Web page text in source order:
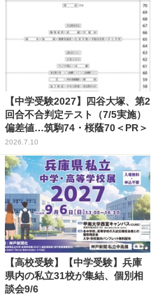
【中学受験2027】四谷大塚、第2
回合不合判定テスト（7/5実施）
偏差値…筑駒74・桜蔭70＜PR＞
2026.7.10
【高校受験】【中学受験】兵庫
県内の私立31校が集結、個別相
談会9/6